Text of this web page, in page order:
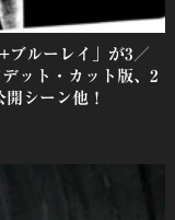
ルーレイ」が3／
ット・カット版、2
シーン他！